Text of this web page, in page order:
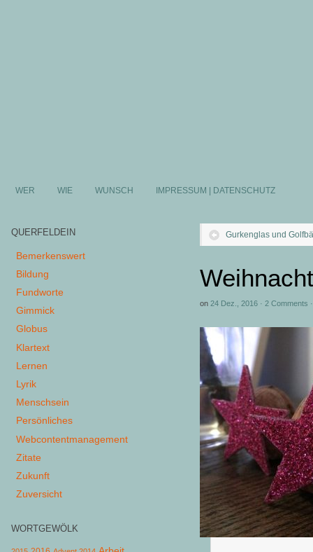
WER WIE WUNSCH IMPRESSUM | DATENSCHUTZ
Gurkenglas und
on 24 Dez., 2016 · 2 Comments
QUERFELDEIN
Bemerkenswert
Bildung
Fundworte
Gimmick
Globus
Klartext
Lernen
Lyrik
Menschsein
Persönliches
Webcontentmanagement
Zitate
Zukunft
Zuversicht
WORTGEWÖLK